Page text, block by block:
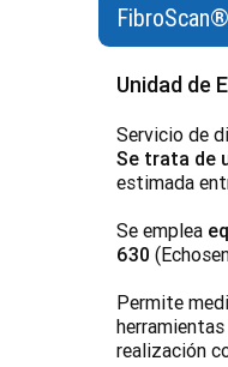
FibroScan®
Unidad de
Servicio de
Se trata de
estimada
Se emplea
630
Permite
realización